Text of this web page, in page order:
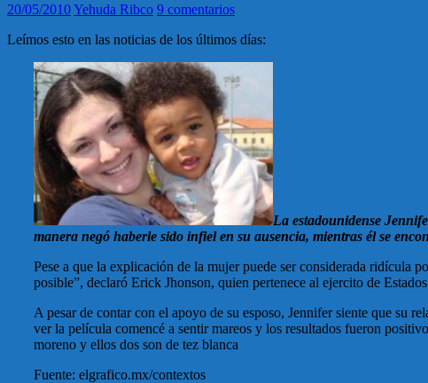
20/05/2010Yehuda Ribco 9 comentarios
Leímos esto en las noticias de los últimos días:
La estadounidense
manera negó haberle sido infiel en su ausencia, mientras él se
Pese a que la explicación de la mujer puede ser considerada ridícula
posible”, declaró Erick Jhonson, quien pertenece al ejercito de
A pesar de contar con el apoyo de su esposo, Jennifer siente que su
ver la película comencé a sentir mareos y los resultados fueron
moreno y ellos dos son de tez blanca
Fuente: elgrafico.mx/contextos